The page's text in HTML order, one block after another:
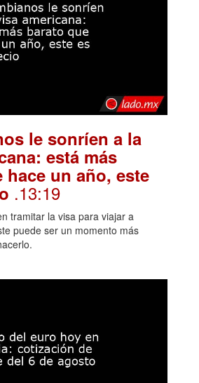
le sonríen a la
está más
hace un año, este
.13:19
tramitar la visa para viajar a
puede ser un momento más